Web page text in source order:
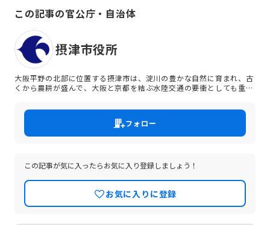
この記事の官公庁・自治体
摂津市役所
大阪平野の北部に位置する摂津市は、淀川の豊かな自然に育まれ、古
くから農耕が盛んで、大阪と京都を結ぶ水陸交通の要衝としても重要
は茨木市、東は高槻市、南は淀川をはさんで守口市や寝屋川市と接し
南には生駒や金剛の山並みを望むことができます。 大阪の都市部から
展を続けています。
フォロー
この記事が気に入ったらお気に入り登録しましょう！
お気に入りに登録